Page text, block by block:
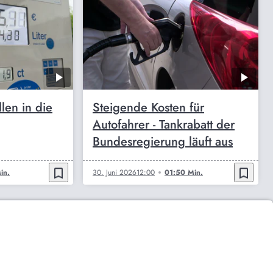
in die
bookmark_border
Steigende Kosten für
Autofahrer - Tankrabatt der
Bundesregierung läuft aus
30. Juni 202612:00 01:50 Min. bookmark_border